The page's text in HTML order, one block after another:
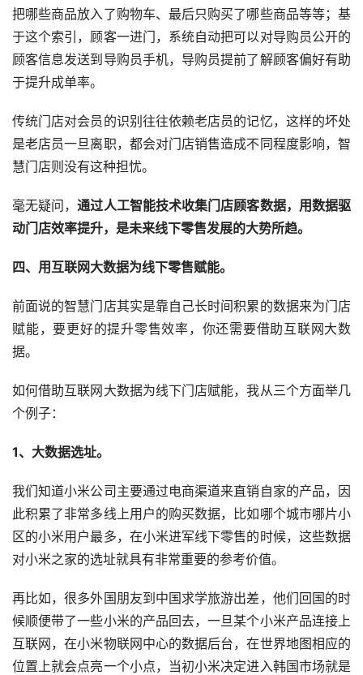
把哪些商品放入了购物车、最后只购买了哪些商品等等；基
于这个索引，顾客一进门，系统自动把可以对导购员公开的
顾客信息发送到导购员手机，导购员提前了解顾客偏好有助
于提升成单率。
传统门店对会员的识别往往依赖老店员的记忆，这样的坏处
是老店员一旦离职，都会对门店销售造成不同程度影响，智
慧门店则没有这种担忧。
毫无疑问，通过人工智能技术收集门店顾客数据，用数据驱
动门店效率提升，是未来线下零售发展的大势所趋。
四、用互联网大数据为线下零售赋能。
前面说的智慧门店其实是靠自己长时间积累的数据来为门店
赋能，要更好的提升零售效率，你还需要借助互联网大数
据。
如何借助互联网大数据为线下门店赋能，我从三个方面举几
个例子：
1、大数据选址。
我们知道小米公司主要通过电商渠道来直销自家的产品，因
此积累了非常多线上用户的购买数据，比如哪个城市哪片小
区的小米用户最多，在小米进军线下零售的时候，这些数据
对小米之家的选址就具有非常重要的参考价值。
再比如，很多外国朋友到中国求学旅游出差，他们回国的时
候顺便带了一些小米的产品回去，一旦某个小米产品连接上
互联网，在小米物联网中心的数据后台，在世界地图相应的
位置上就会点亮一个小点，当初小米决定进入韩国市场就是